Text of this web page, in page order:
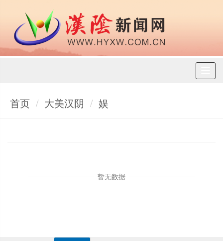
首页 大美汉阴 娱
暂无数据